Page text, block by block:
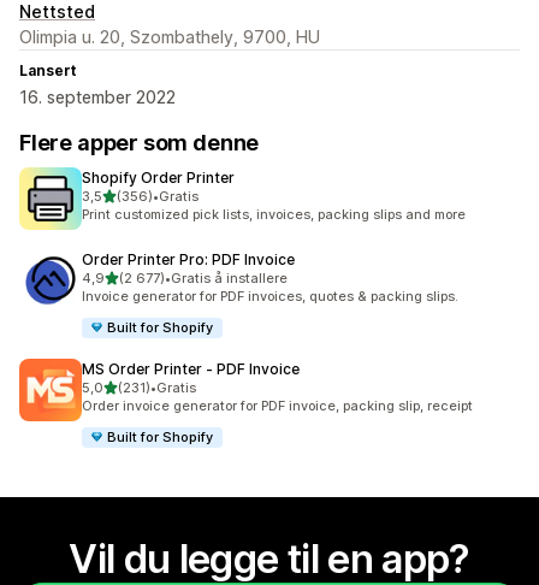
Nettsted
Olimpia u. 20, Szombathely, 9700, HU
Lansert
16. september 2022
Flere apper som denne
Shopify Order Printer
3,5av 5 stjerner
(356)
Totalt 356 omtaler
•Gratis
Print customized pick lists, invoices, packing slips and more
Order Printer Pro: PDF Invoice
4,9av 5 stjerner
(2 677)
Totalt 2677 omtaler
•Gratis å installere
Invoice generator for PDF invoices, quotes & packing slips.
Built for Shopify
MS Order Printer ‑ PDF Invoice
5,0av 5 stjerner
(231)
Totalt 231 omtaler
•Gratis
Order invoice generator for PDF invoice, packing slip, receipt
Built for Shopify
Vil du legge til en app?